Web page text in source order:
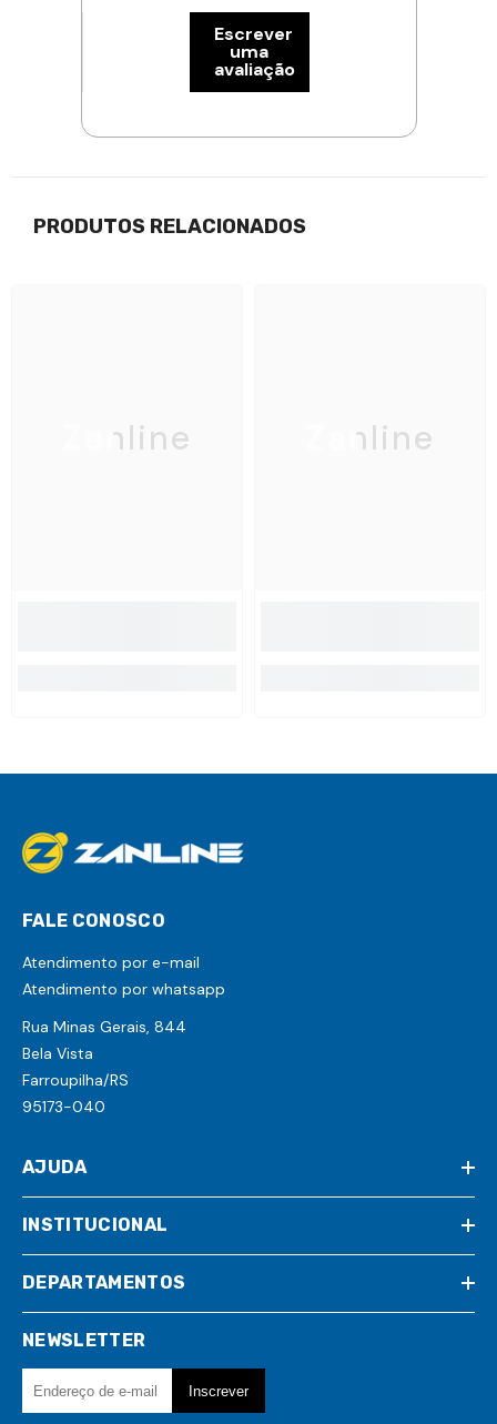
Escrever
uma
avaliação
PRODUTOS RELACIONADOS
Zanline Zanline
FALE CONOSCO
Atendimento por e-mail
Atendimento por whatsapp
Rua Minas Gerais, 844
Bela Vista
Farroupilha/RS
95173-040
AJUDA
INSTITUCIONAL
DEPARTAMENTOS
NEWSLETTER